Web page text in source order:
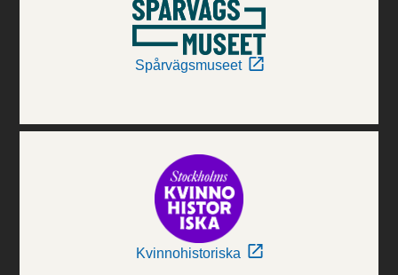
Spårvägsmuseet
Kvinnohistoriska